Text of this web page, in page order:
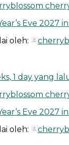
Eve 2027
oleh:
1 day yang
Eve 2027
oleh: